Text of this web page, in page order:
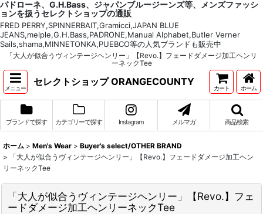
パドローネ、G.H.Bass、ジャパンブルージーンズ等、メンズファッシ
ョンを扱うセレクトショップの通販
FRED PERRY,SPINNERBAIT,Gramicci,JAPAN BLUE
JEANS,melple,G.H.Bass,PADRONE,Manual Alphabet,Butler Verner
Sails,shama,MINNETONKA,PUEBCO等の人気ブランドも販売中
「大人が似合うヴィンテージヘンリー」【Revo.】フェードダメージ加工ヘンリ
ーネックTee
メニュー
セレクトショップ ORANGECOUNTY
カート ホーム
ブランドで探す カテゴリーで探す Instagram メルマガ 商品検索
ホーム > Men's Wear > Buyer's select/OTHER BRAND
>
「大人が似合うヴィンテージヘンリー」【Revo.】フェードダメージ加工ヘン
リーネックTee
「大人が似合うヴィンテージヘンリー」【Revo.】フェ
ードダメージ加工ヘンリーネックTee